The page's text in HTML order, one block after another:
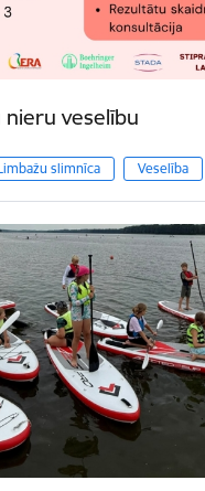
nieru veselību
slimnīca Veselība